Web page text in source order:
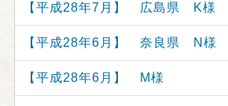
【平成28年7月】 広島県 K様
【平成28年6月】 奈良県 N様
【平成28年6月】 M様